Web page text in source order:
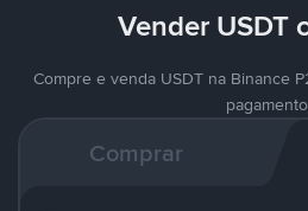
Vender USDT
Compre e venda USDT na Binance
pagamento
Comprar